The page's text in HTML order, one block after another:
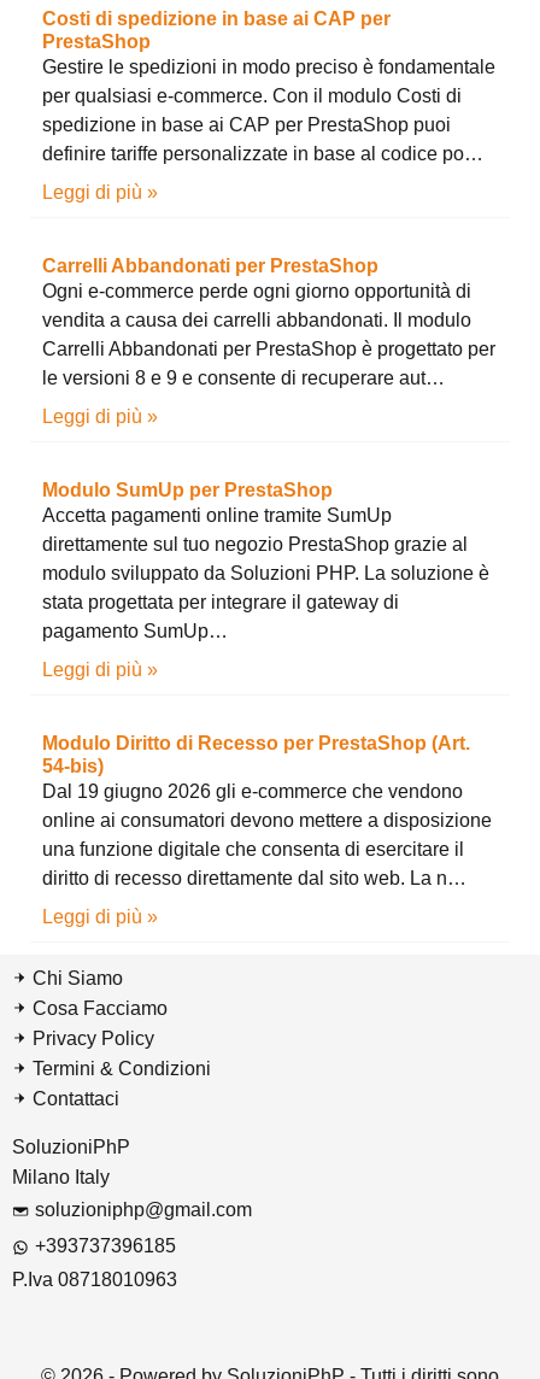
Costi di spedizione in base ai CAP per
PrestaShop
Gestire le spedizioni in modo preciso è fondamentale
per qualsiasi e-commerce. Con il modulo Costi di
spedizione in base ai CAP per PrestaShop puoi
definire tariffe personalizzate in base al codice po…
Leggi di più »
Carrelli Abbandonati per PrestaShop
Ogni e-commerce perde ogni giorno opportunità di
vendita a causa dei carrelli abbandonati. Il modulo
Carrelli Abbandonati per PrestaShop è progettato per
le versioni 8 e 9 e consente di recuperare aut…
Leggi di più »
Modulo SumUp per PrestaShop
Accetta pagamenti online tramite SumUp
direttamente sul tuo negozio PrestaShop grazie al
modulo sviluppato da Soluzioni PHP. La soluzione è
stata progettata per integrare il gateway di
pagamento SumUp…
Leggi di più »
Modulo Diritto di Recesso per PrestaShop (Art.
54-bis)
Dal 19 giugno 2026 gli e-commerce che vendono
online ai consumatori devono mettere a disposizione
una funzione digitale che consenta di esercitare il
diritto di recesso direttamente dal sito web. La n…
Leggi di più »
Chi Siamo
Cosa Facciamo
Privacy Policy
Termini & Condizioni
Contattaci
SoluzioniPhP
Milano Italy
soluzioniphp@gmail.com
+393737396185
P.Iva 08718010963